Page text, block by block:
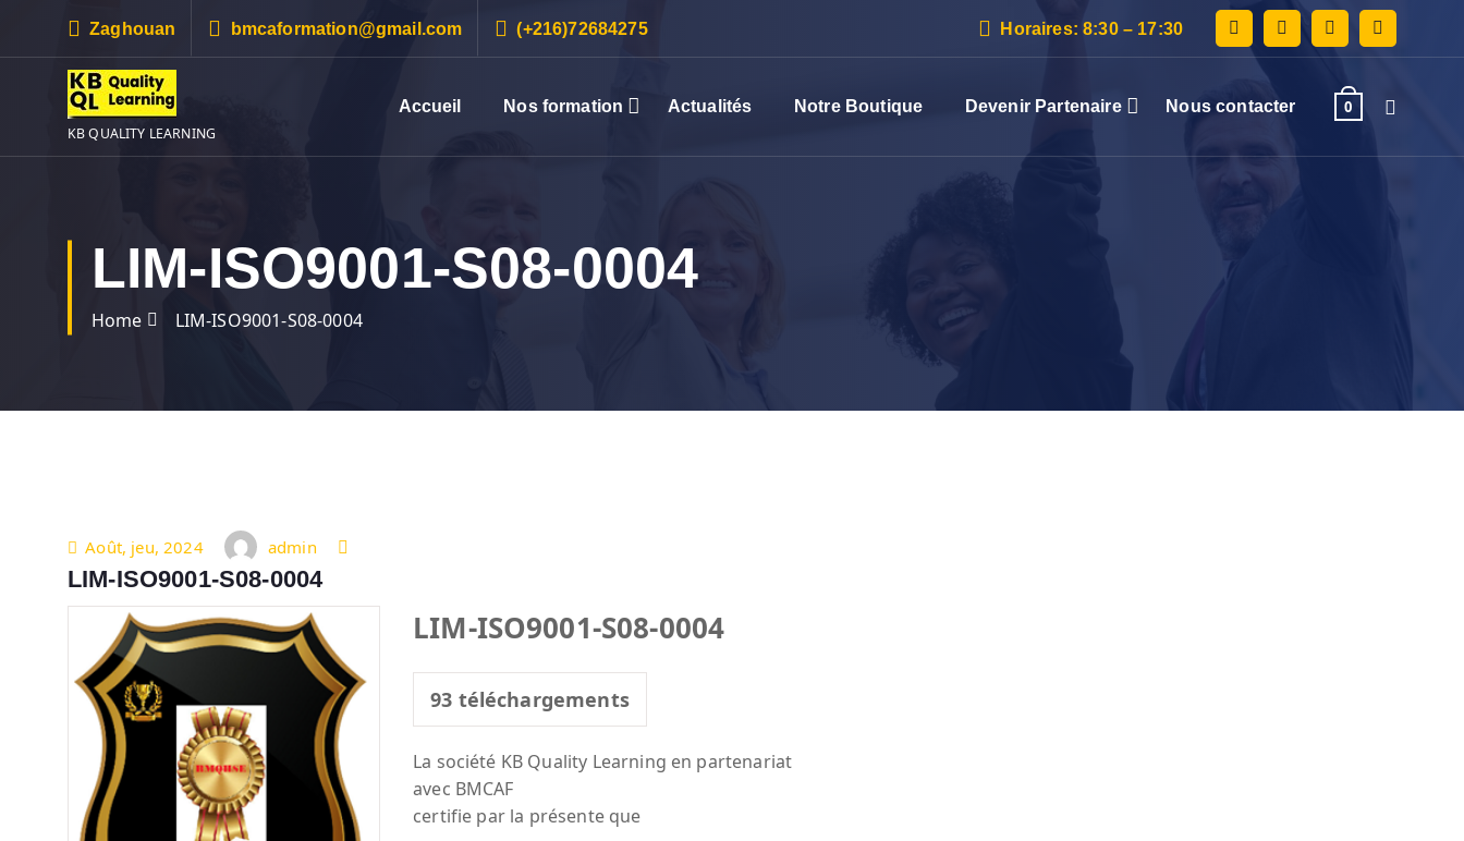
Zaghouan bmcaformation@gmail.com (+216)72684275 Horaires: 8:30 – 17:30
KB QUALITY LEARNING
Accueil Nos formation Actualités Notre Boutique Devenir Partenaire Nous contacter 0
LIM-ISO9001-S08-0004
Home LIM-ISO9001-S08-0004
Août, jeu, 2024 admin
LIM-ISO9001-S08-0004
LIM-ISO9001-S08-0004
93 téléchargements
La société KB Quality Learning en partenariat
avec BMCAF
certifie par la présente que